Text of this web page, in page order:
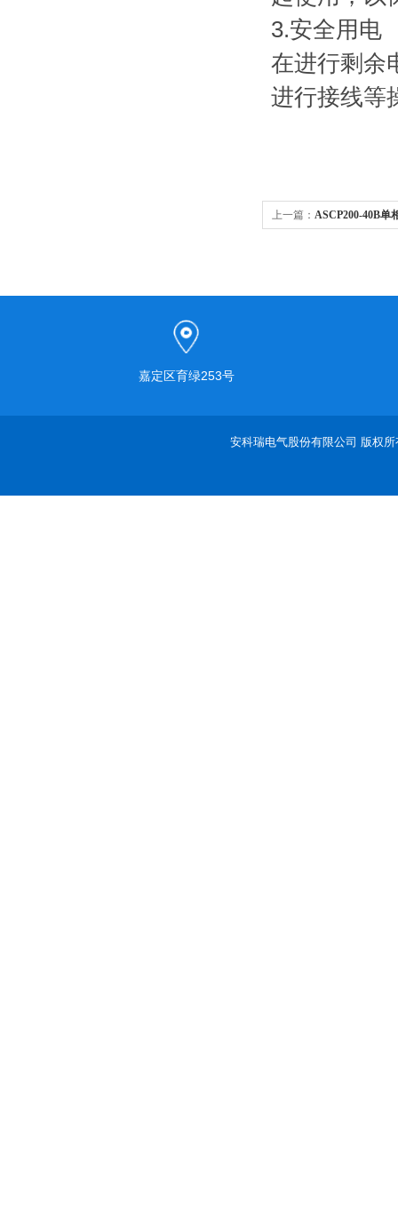
3.安全用电
在进行剩余
进行接线等
上一篇： ASCP200-40B单
嘉定区育绿253号
安科瑞电气股份有限公司 版权